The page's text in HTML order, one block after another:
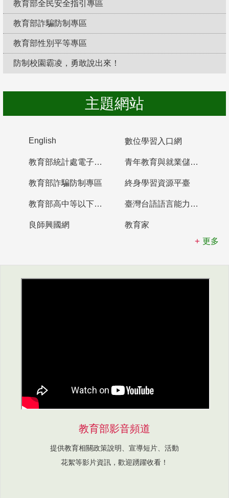
教育部全民安全指引專區
教育部詐騙防制專區
教育部性別平等專區
防制校園霸凌，勇敢說出來！
主題網站
English 數位學習入口網
教育部統計處電子書櫃 青年教育與就業儲蓄帳戶
教育部詐騙防制專區 終身學習資源平臺
教育部高中等以下學校及幼兒園教師資格檢定考試 臺灣台語語言能力認證網站
良師興國網
教育家
更多
教育部影音頻道
提供教育相關政策說明、宣導短片、活動
花絮等影片資訊，歡迎踴躍收看！